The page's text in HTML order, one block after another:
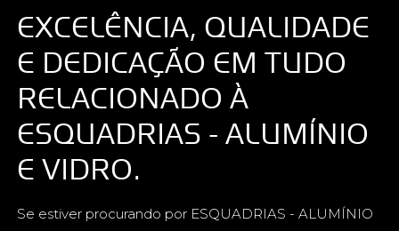
EXCELÊNCIA, QUALIDADE
E DEDICAÇÃO EM TUDO
RELACIONADO À
ESQUADRIAS - ALUMÍNIO
E VIDRO.
Se estiver procurando por ESQUADRIAS - ALUMÍNIO